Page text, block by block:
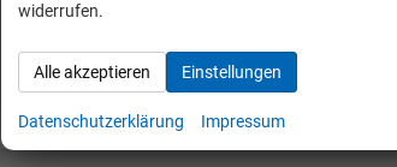
Plugin-Hybrid, Hybrid Benzin, Kraftstoffverbrauch
24.20 kWh/100km (WLTP), CO₂-Klasse B (gewichtet,
entladener Batterie), Außenfarbe: Candyweiß, Zustand,
fahrtauglich, Garantieleistung: Fahrzeuggarantie, HU/AU
Fahrzeugnr.: 390646
widerrufen.
Alle akzeptieren Einstellungen
Datenschutzerklärung Impressum